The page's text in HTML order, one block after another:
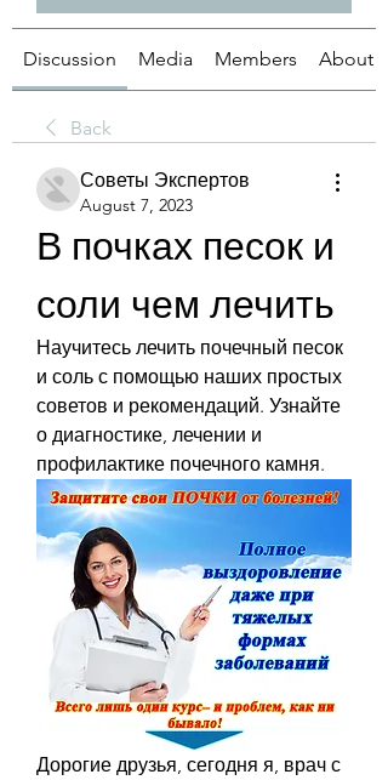
Discussion Media Members About
Back
Советы Экспертов
August 7, 2023
В почках песок и
соли чем лечить
Научитесь лечить почечный песок
и соль с помощью наших простых
советов и рекомендаций. Узнайте
о диагностике, лечении и
профилактике почечного камня.
Дорогие друзья, сегодня я, врач с